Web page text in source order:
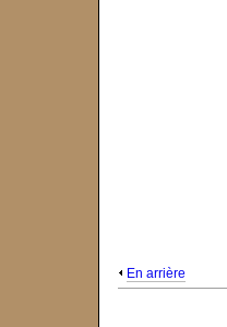
En arrière